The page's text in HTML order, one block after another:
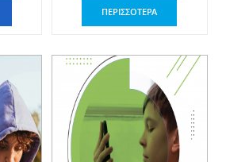
ΠΕΡΙΣΣΟΤΕΡΑ